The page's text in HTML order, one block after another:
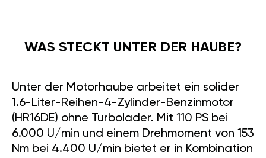
WAS STECKT UNTER DER HAUBE?
Unter der Motorhaube arbeitet ein solider
1.6-Liter-Reihen-4-Zylinder-Benzinmotor
(HR16DE) ohne Turbolader. Mit 110 PS bei
6.000 U/min und einem Drehmoment von 153
Nm bei 4.400 U/min bietet er in Kombination